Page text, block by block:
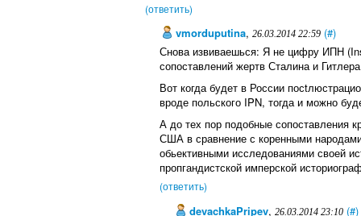
(ответить)
vmorduputina, 26.03.2014 22:59 (#)
Снова извиваешься: Я не цифру ИПН
сопоставлений жертв Сталина и
Вот когда будет в России
вроде польского IPN, тогда и можно
А до тех пор подобные сопоставления
США в сравнение с коренными
обьективными исследованиями своей
пропгандистской имперской
(ответить)
devachkaPripev,26.03.2014 23:10 (#)